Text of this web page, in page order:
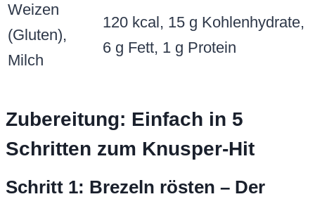
Weizen
(Gluten),
Milch
120 kcal, 15 g Kohlenhydrate,
6 g Fett, 1 g Protein
Zubereitung: Einfach in 5
Schritten zum Knusper-Hit
Schritt 1: Brezeln rösten – Der